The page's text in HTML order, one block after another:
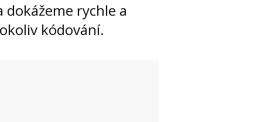
rychle a
kódování.